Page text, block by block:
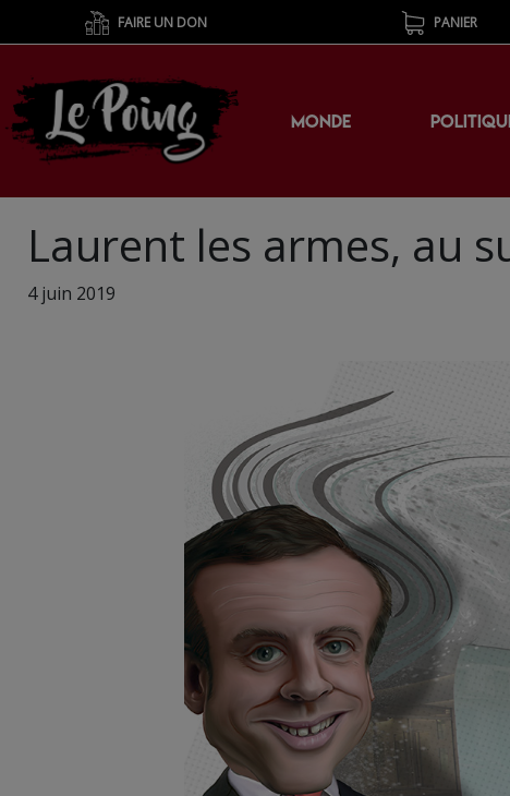
FAIRE UN DON PANIER
MONDE
Laurent les armes, au
4 juin 2019